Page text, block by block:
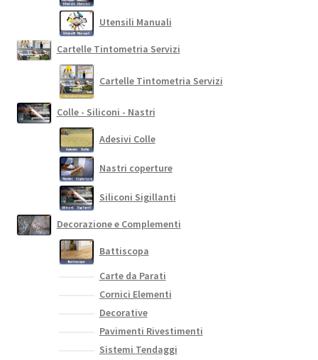
Utensili Manuali
Cartelle Tintometria Servizi
Cartelle Tintometria Servizi
Colle - Siliconi - Nastri
Adesivi Colle
Nastri coperture
Siliconi Sigillanti
Decorazione e Complementi
Battiscopa
Carte da Parati
Cornici Elementi
Decorative
Pavimenti Rivestimenti
Sistemi Tendaggi